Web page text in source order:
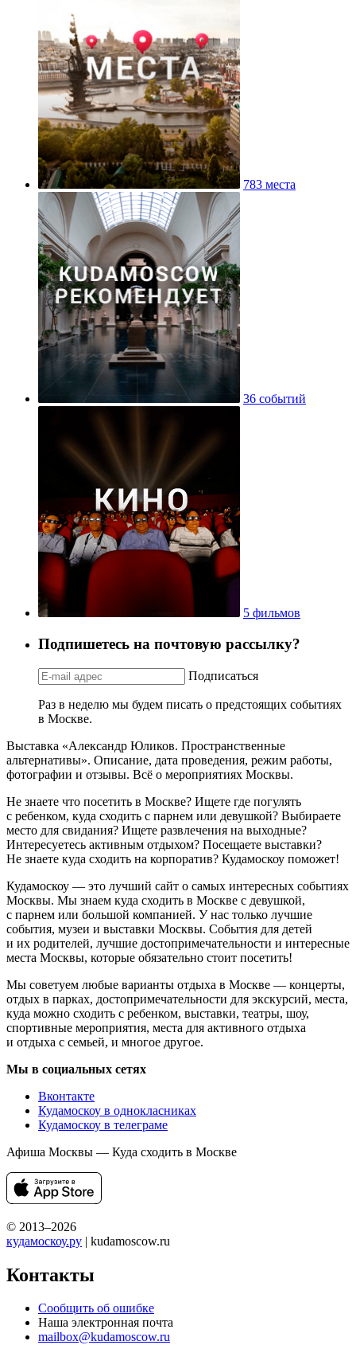
783 места
36 событий
5 фильмов
Подпишетесь на почтовую рассылку?
Подписаться
Раз в неделю мы будем писать о предстоящих событиях
в Москве.
Выставка «Александр Юликов. Пространственные
альтернативы». Описание, дата проведения, режим работы,
фотографии и отзывы. Всё о мероприятиях Москвы.
Не знаете что посетить в Москве? Ищете где погулять
с ребенком, куда сходить с парнем или девушкой? Выбираете
место для свидания? Ищете развлечения на выходные?
Интересуетесь активным отдыхом? Посещаете выставки?
Не знаете куда сходить на корпоратив? Кудамоскоу поможет!
Кудамоскоу — это лучший сайт о самых интересных событиях
Москвы. Мы знаем куда сходить в Москве с девушкой,
с парнем или большой компанией. У нас только лучшие
события, музеи и выставки Москвы. События для детей
и их родителей, лучшие достопримечательности и интересные
места Москвы, которые обязательно стоит посетить!
Мы советуем любые варианты отдыха в Москве — концерты,
отдых в парках, достопримечательности для экскурсий, места,
куда можно сходить с ребенком, выставки, театры, шоу,
спортивные мероприятия, места для активного отдыха
и отдыха с семьей, и многое другое.
Мы в социальных сетях
Вконтакте
Кудамоскоу в однокласниках
Кудамоскоу в телеграме
Афиша Москвы — Куда сходить в Москве
© 2013–2026
кудамоскоу.ру | kudamoscow.ru
Контакты
Сообщить об ошибке
Наша электронная почта
mailbox@kudamoscow.ru